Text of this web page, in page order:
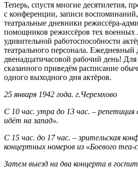
Теперь, спустя многие десятилетия,
с конференции, записи
театральные дневники режиссёра-
помощников режиссёров тех военных
удивительной работоспособности
театрального персонала. Ежедневный
двенадцатичасовой рабочий день!
сказанного приведём расписание
одного выходного дня актёров.
25 января 1942 года. г.Черемхово
С 10 час. утра до 13 час. – репетиция
идёт на запад».
С 15 час. до 17 час. – зрительская
концертных номеров из «Боевого
Затем выезд на два концерта в